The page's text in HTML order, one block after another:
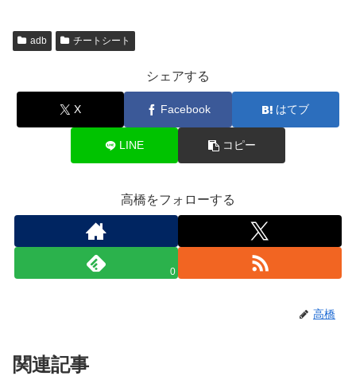
adb チートシート
シェアする
X Facebook はてブ
LINE コピー
高橋をフォローする
0
高橋
関連記事